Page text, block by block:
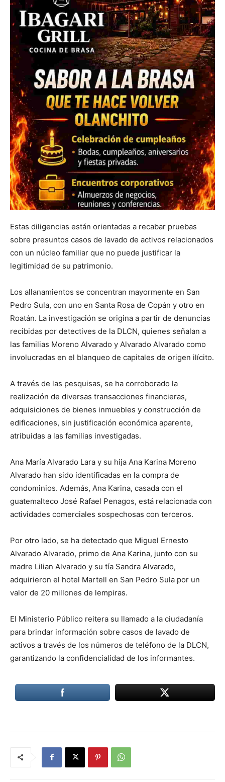
Estas diligencias están orientadas a recabar pruebas
sobre presuntos casos de lavado de activos relacionados
con un núcleo familiar que no puede justificar la
legitimidad de su patrimonio.
Los allanamientos se concentran mayormente en San
Pedro Sula, con uno en Santa Rosa de Copán y otro en
Roatán. La investigación se origina a partir de denuncias
recibidas por detectives de la DLCN, quienes señalan a
las familias Moreno Alvarado y Alvarado Alvarado como
involucradas en el blanqueo de capitales de origen ilícito.
A través de las pesquisas, se ha corroborado la
realización de diversas transacciones financieras,
adquisiciones de bienes inmuebles y construcción de
edificaciones, sin justificación económica aparente,
atribuidas a las familias investigadas.
Ana María Alvarado Lara y su hija Ana Karina Moreno
Alvarado han sido identificadas en la compra de
condominios. Además, Ana Karina, casada con el
guatemalteco José Rafael Penagos, está relacionada con
actividades comerciales sospechosas con terceros.
Por otro lado, se ha detectado que Miguel Ernesto
Alvarado Alvarado, primo de Ana Karina, junto con su
madre Lilian Alvarado y su tía Sandra Alvarado,
adquirieron el hotel Martell en San Pedro Sula por un
valor de 20 millones de lempiras.
El Ministerio Público reitera su llamado a la ciudadanía
para brindar información sobre casos de lavado de
activos a través de los números de teléfono de la DLCN,
garantizando la confidencialidad de los informantes.